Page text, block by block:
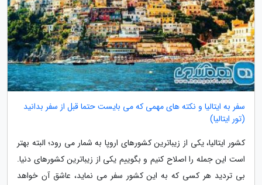
سفر به ایتالیا و نکته های مهمی که می بایست حتما قبل از سفر بدانید
(تور ایتالیا)
کشور ایتالیا، یکی از زیباترین کشورهای اروپا به شمار می رود؛ البته بهتر
است این جمله را اصلاح کنیم و بگوییم یکی از زیباترین کشورهای دنیا.
بی تردید هر کسی که به این کشور سفر می نماید، عاشق آن خواهد